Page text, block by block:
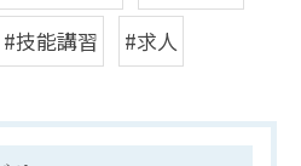
#技能講習 #求人